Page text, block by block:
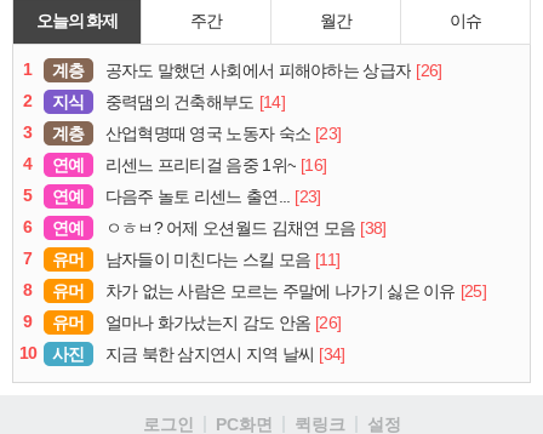
오늘의 화제 주간 월간 이슈
1 계층 공자도 말했던 사회에서 피해야하는 상급자 [26]
2
지식 중력댐의 건축해부도 [14]
3
계층 산업혁명때 영국 노동자 숙소 [23]
4
연예 리센느 프리티걸 음중 1위~ [16]
5
연예 다음주 놀토 리센느 출연... [23]
6
연예 ㅇㅎㅂ? 어제 오션월드 김채연 모음 [38]
7
유머 남자들이 미친다는 스킬 모음 [11]
8
유머 차가 없는 사람은 모르는 주말에 나가기 싫은 이유 [25]
9
유머 얼마나 화가났는지 감도 안옴 [26]
10
사진 지금 북한 삼지연시 지역 날씨 [34]
로그인 PC화면 퀵링크 설정